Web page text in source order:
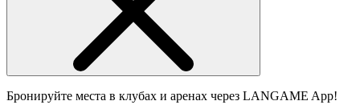
Бронируйте места в клубах и аренах через LANGAME App!